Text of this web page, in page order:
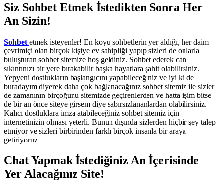
Siz Sohbet Etmek İstedikten Sonra Her
An Sizin!
Sohbet etmek isteyenler! En koyu sohbetlerin yer aldığı, her daim
çevrimiçi olan birçok kişiye ev sahipliği yapıp sizleri de onlarla
buluşturan sohbet sitemize hoş geldiniz. Sohbet ederek can
sıkıntınızı bir yere bırakabilir başka hayatlara şahit olabilirsiniz.
Yepyeni dostlukların başlangıcını yapabileceğiniz ve iyi ki de
buradayım diyerek daha çok bağlanacağınız sohbet sitemiz ile sizler
de zamanının birçoğunu sitemizde geçirenlerden ve hatta işim bitse
de bir an önce siteye girsem diye sabırsızlananlardan olabilirsiniz.
Kalıcı dostluklara imza atabileceğiniz sohbet sitemiz için
internetinizin olması yeterli. Bunun dışında sizlerden hiçbir şey talep
etmiyor ve sizleri birbirinden farklı birçok insanla bir araya
getiriyoruz.
Chat Yapmak İstediğiniz An İçerisinde
Yer Alacağınız Site!